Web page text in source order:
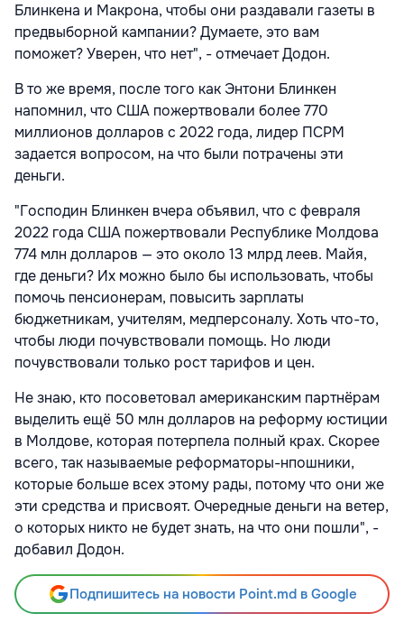
Блинкена и Макрона, чтобы они раздавали газеты в
предвыборной кампании? Думаете, это вам
поможет? Уверен, что нет", - отмечает Додон.
В то же время, после того как Энтони Блинкен
напомнил, что США пожертвовали более 770
миллионов долларов с 2022 года, лидер ПСРМ
задается вопросом, на что были потрачены эти
деньги.
"Господин Блинкен вчера объявил, что с февраля
2022 года США пожертвовали Республике Молдова
774 млн долларов — это около 13 млрд леев. Майя,
где деньги? Их можно было бы использовать, чтобы
помочь пенсионерам, повысить зарплаты
бюджетникам, учителям, медперсоналу. Хоть что-то,
чтобы люди почувствовали помощь. Но люди
почувствовали только рост тарифов и цен.
Не знаю, кто посоветовал американским партнёрам
выделить ещё 50 млн долларов на реформу юстиции
в Молдове, которая потерпела полный крах. Скорее
всего, так называемые реформаторы-нпошники,
которые больше всех этому рады, потому что они же
эти средства и присвоят. Очередные деньги на ветер,
о которых никто не будет знать, на что они пошли", -
добавил Додон.
Подпишитесь на новости Point.md в Google